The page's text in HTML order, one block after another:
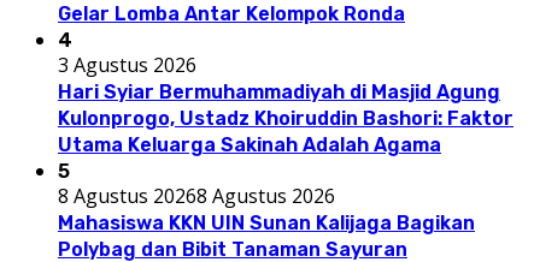
Gelar Lomba Antar Kelompok Ronda
4
3 Agustus 2026
Hari Syiar Bermuhammadiyah di Masjid Agung
Kulonprogo, Ustadz Khoiruddin Bashori: Faktor
Utama Keluarga Sakinah Adalah Agama
5
8 Agustus 20268 Agustus 2026
Mahasiswa KKN UIN Sunan Kalijaga Bagikan
Polybag dan Bibit Tanaman Sayuran